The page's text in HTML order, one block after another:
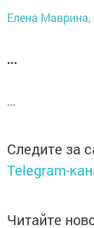
Елена Маврина,
...
...
Следите за
Telegram-
Читайте